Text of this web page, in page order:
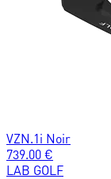
VZN.1i Noir
739.00 €
LAB GOLF